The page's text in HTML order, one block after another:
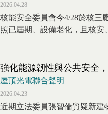
2026.04.28
核能安全委員會今4/28於核三
照已屆期、設備老化，且核
強化能源韌性與公共安全
屋頂光電聯合聲明
2026.04.23
近期立法委員張智倫質疑新